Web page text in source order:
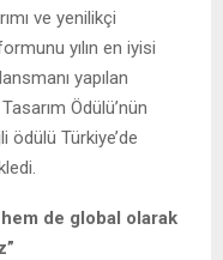
ve yenilikçi
yılın en iyisi
yapılan
Ödülü’nün
ödülü Türkiye’de
de global olarak